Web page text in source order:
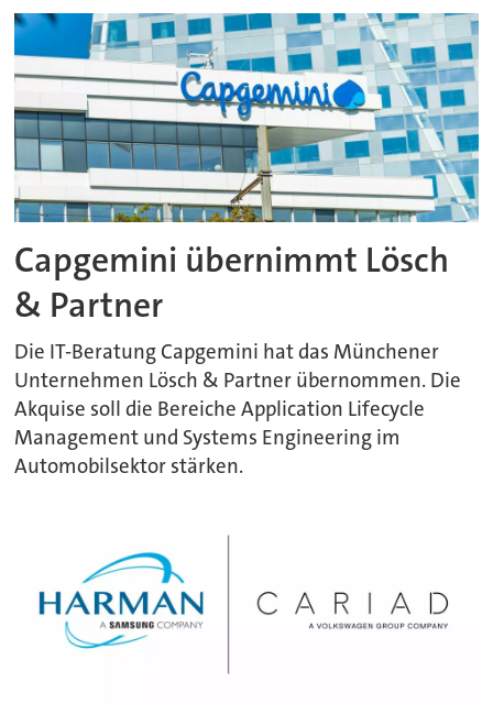
Capgemini übernimmt Lösch
& Partner
Die IT-Beratung Capgemini hat das Münchener
Unternehmen Lösch & Partner übernommen. Die
Akquise soll die Bereiche Application Lifecycle
Management und Systems Engineering im
Automobilsektor stärken.